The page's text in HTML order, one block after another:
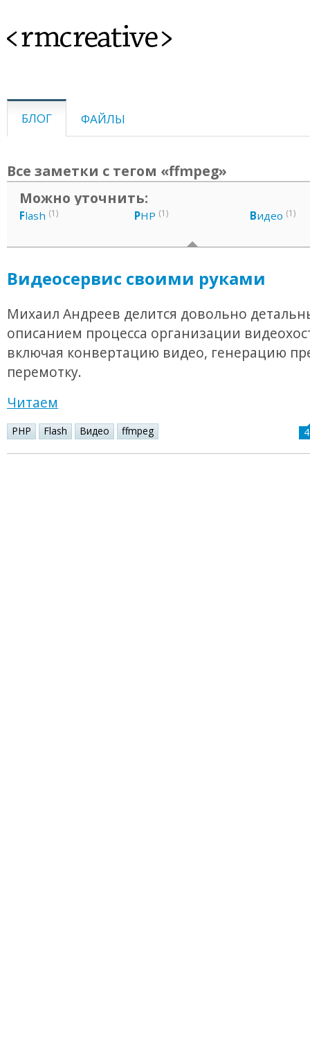
<rmcreative>
БЛОГ ФАЙЛЫ
Все заметки с тегом «ffmpeg»
Можно уточнить:
Flash (1) PHP (1) Видео (1)
Видеосервис своими руками
Михаил Андреев делится довольно
описанием процесса организации
включая конвертацию видео, генерацию
перемотку.
Читаем
PHP Flash Видео ffmpeg